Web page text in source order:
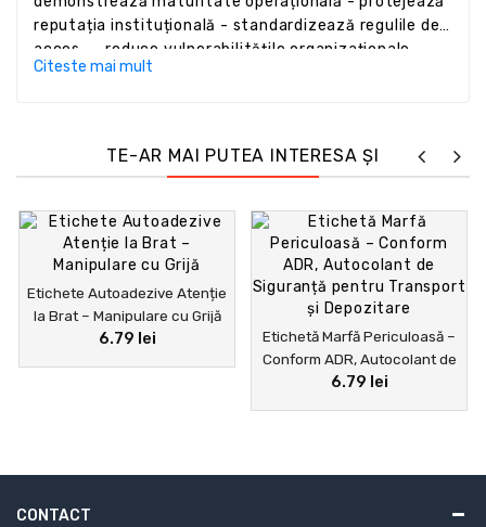
reputația instituțională - standardizează regulile de
acces -- reduce vulnerabilitățile organizaționale
Citeste mai mult
TE-AR MAI PUTEA INTERESA ȘI
Etichete Autoadezive Atenție
la Brat – Manipulare cu Grijă
6.79 lei
Etichetă Marfă Periculoasă –
Conform ADR, Autocolant de
Siguranță pentru Transport și
6.79 lei
CONTACT